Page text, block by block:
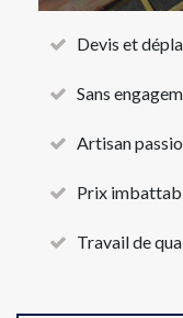
Devis et
Sans
Artisan
Prix
Travail de